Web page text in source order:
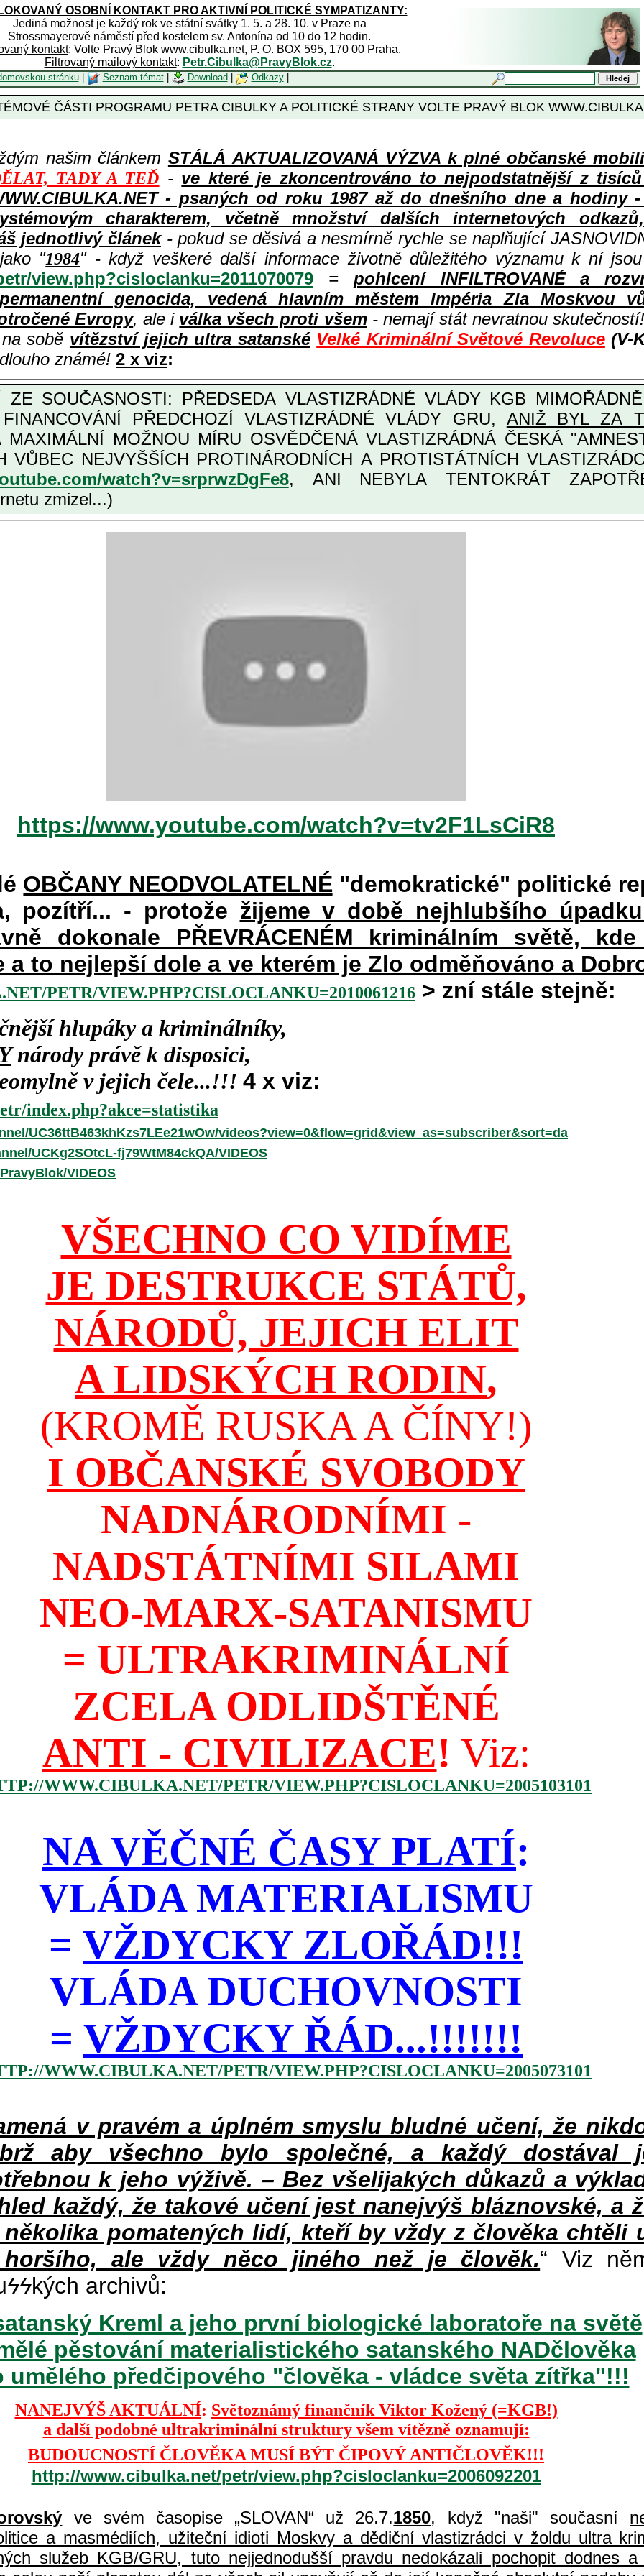
OSOBNÍ KONTAKT PRO AKTIVNÍ POLITICKÉ SYMPATIZANTY:
Jediná možnost je každý rok ve státní svátky 1. 5. a 28. 10. v Praze na
Strossmayerově náměstí před kostelem sv. Antonína od 10 do 12 hodin.
kontakt: Volte Pravý Blok www.cibulka.net, P. O. BOX 595, 170 00 Praha.
Filtrovaný mailový kontakt: Petr.Cibulka@PravyBlok.cz.
stránku| Seznam témat| Download Odkazy|
ČÁSTI PROGRAMU PETRA CIBULKY A POLITICKÉ STRANY VOLTE PRAVÝ BLOK
našim článkem STÁLÁ AKTUALIZOVANÁ VÝZVA k plné občanské
TADY A TEĎ - ve které je zkoncentrováno to nejpodstatnější z
- psaných od roku 1987 až do dnešního dne a hodiny
charakterem, včetně množství dalších internetových
jednotlivý článek- pokud se děsivá a nesmírně rychle se naplňující
"1984" - když veškeré další informace životně důležitého významu k ní
view.php?cisloclanku=2011070079 = pohlcení INFILTROVANÉ a
genocida, vedená hlavním městem Impéria Zla Moskvou
Evropy, ale i válka všech proti všem- nemají stát nevratnou
sobě vítězství jejich ultra satanské Velké Kriminální Světové Revoluce (V-
známé! 2 x viz:
PŘEDCHOZÍ VLASTIZRÁDNÉ VLÁDY GRU, ANIŽ BYL ZA
MÍRU OSVĚDČENÁ VLASTIZRÁDNÁ ČESKÁ "AMNESTIE", URČENÁ
VLASTIZRÁDCŮ, VIZ NAPŘ.
watch?v=srprwzDgFe8, ANI NEBYLA TENTOKRÁT
zmizel...)
https://www.youtube.com/watch?v=tv2F1LsCiR8
OBČANY NEODVOLATELNÉ"demokratické" politické
pozítří... - protože žijeme v době nejhlubšího
dokonale PŘEVRÁCENÉM kriminálním světě,
a to nejlepší dole a ve kterém je Zlo odměňováno a
PETR/VIEW.PHP?CISLOCLANKU=2010061216 > zní stále stejně:
hlupáky a kriminálníky,
národy právě k disposici,
v jejich čele...!!! 4 x viz:
index.php?akce=statistika
UC36ttB463khKzs7LEe21wOw/videos?view=0&flow=grid&view_as=subscriber&sort=da
UCKg2SOtcL-fj79WtM84ckQA/VIDEOS
VIDEOS
VŠECHNO CO VIDÍME
JE DESTRUKCE STÁTŮ,
NÁRODŮ, JEJICH ELIT
A LIDSKÝCH RODIN,
(KROMĚ RUSKA A ČÍNY!)
I OBČANSKÉ SVOBODY
NADNÁRODNÍMI -
NADSTÁTNÍMI SILAMI
NEO-MARX-SATANISMU
= ULTRAKRIMINÁLNÍ
ZCELA ODLIDŠTĚNÉ
ANTI - CIVILIZACE! Viz:
WWW.CIBULKA.NET/PETR/VIEW.PHP?CISLOCLANKU=2005103101
NA VĚČNÉ ČASY PLATÍ:
VLÁDA MATERIALISMU
= VŽDYCKY ZLOŘÁD!!!
VLÁDA DUCHOVNOSTI
= VŽDYCKY ŘÁD...!!!!!!!
WWW.CIBULKA.NET/PETR/VIEW.PHP?CISLOCLANKU=2005073101
v pravém a úplném smyslu bludné učení, že
aby všechno bylo společné, a každý dostával
k jeho výživě. – Bez všelijakých důkazů a
každý, že takové učení jest nanejvýš bláznovské, a
pomatených lidí, kteří by vždy z člověka chtěli
ale vždy něco jiného než je člověk.“ Viz
ϟϟkých archivů:
Kreml a jeho první biologické laboratoře na světě
pěstování materialistického satanského NADčlověka
umělého předčipového "člověka - vládce světa zítřka"!!!
NANEJVÝŠ AKTUÁLNÍ: Světoznámý finančník Viktor Kožený (=KGB!)
a další podobné ultrakriminální struktury všem vítězně oznamují:
BUDOUCNOSTÍ ČLOVĚKA MUSÍ BÝT ČIPOVÝ ANTIČLOVĚK!!!
http://www.cibulka.net/petr/view.php?cisloclanku=2006092201
ve svém časopise „SLOVAN“ už 26.7.1850, když "naši" současní
a masmédiích, užiteční idioti Moskvy a dědiční vlastizrádci v žoldu ultra
služeb KGB/GRU, tuto nejjednodušší pravdu nedokázali pochopit dodnes